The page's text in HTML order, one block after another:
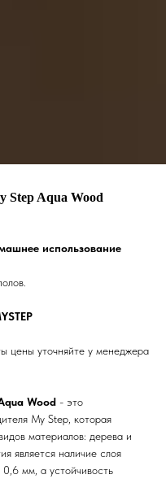
Step Aqua Wood
использование
цены уточняйте у менеджера
Wood - это
My Step, которая
материалов: дерева и
является наличие слоя
мм, а устойчивость